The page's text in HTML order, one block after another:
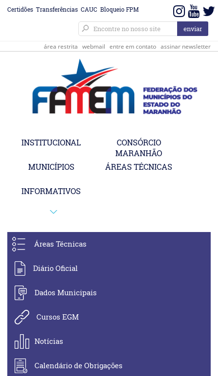
Certidões Transferências CAUC Bloqueio FPM
área restrita webmail entre em contato assinar newsletter
INSTITUCIONAL
CONSÓRCIO
MARANHÃO
MUNICÍPIOS
ÁREAS TÉCNICAS
INFORMATIVOS
Áreas Técnicas
Diário Oficial
Dados Municipais
Cursos EGM
Notícias
Calendário de Obrigações